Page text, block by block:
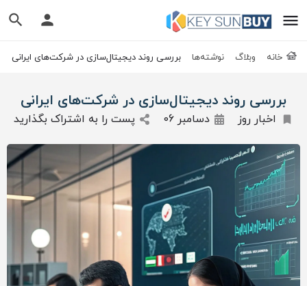
خانه وبلاگ نوشته‌ها بررسی روند دیجیتال‌سازی در شرکت‌های ایرانی
بررسی روند دیجیتال‌سازی در شرکت‌های ایرانی
اخبار روز دسامبر 06 پست را به اشتراک بگذارید